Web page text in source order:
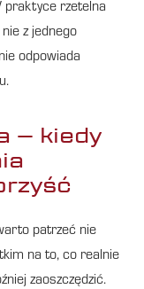
praktyce rzetelna
z jednego
odpowiada
– kiedy
patrzeć nie
na to, co realnie
zaoszczędzić.